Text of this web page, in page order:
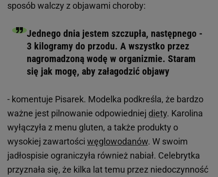
sposób walczy z objawami choroby:
Jednego dnia jestem szczupła, następnego -
3 kilogramy do przodu. A wszystko przez
nagromadzoną wodę w organizmie. Staram
się jak mogę, aby załagodzić objawy
- komentuje Pisarek. Modelka podkreśla, że bardzo
ważne jest pilnowanie odpowiedniej diety. Karolina
wyłączyła z menu gluten, a także produkty o
wysokiej zawartości węglowodanów. W swoim
jadłospisie ograniczyła również nabiał. Celebrytka
przyznała się, że kilka lat temu przez niedoczynność